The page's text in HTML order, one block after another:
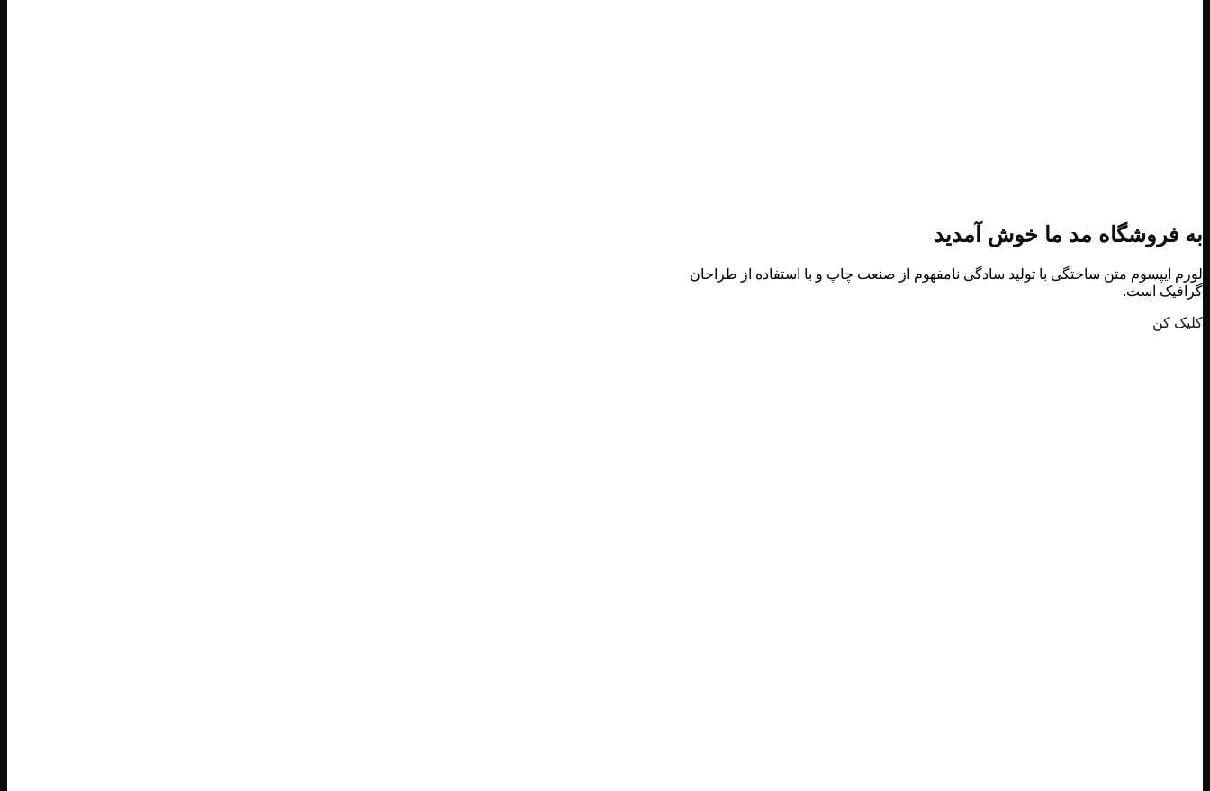
به فروشگاه مد ما خوش آمدید
لورم ایپسوم متن ساختگی با تولید سادگی نامفهوم از صنعت چاپ و با استفاده از طراحان
گرافیک است.
کلیک کن